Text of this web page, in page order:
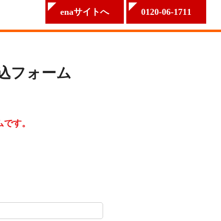
enaサイトへ 0120-06-1711
フォーム
す。